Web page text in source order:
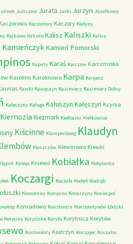
Juliszew Jurata Jurki Jurzyn Józefkowo
Kaczorowy Kaczory Kadyny
Kajkowo Kalisko Kalisz Kaliszki Kalisz
Kamieńczyk Kamień Pomorski
Kaputy Karaś Karczew Karczmisko
Karolino Karolinowo Karpa Karpacz
Kawki Kawęczyn Kazimierz Kazimierz Dolny
Kałeczyny Kaługa Kałuszyn Kałęczyn Kcynia
Kiernozia Kiezmark Kiełbaski Kiełkowice
Kiścinne Klampenborg Klaudyn
Kleszczów Klewinowo Klewki
Knieja Kniewo Kobiałka Kobylanka
Koczargi Koczała Kodeń Kodrąb
Komornica Kompina Konarzyny Koniecpol
Konradowo Konstancin Konstantynów Łódzki
Koryciny Koryciska Koryta Korytnica Korytów
Kostomłoty Kostrzyn Koszajec Koszalin